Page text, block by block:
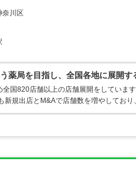
奈川区
薬局を目指し、全国各地に展開す
全国820店舗以上の店舗展開をしていま
新規出店とM&Aで店舗数を増やしてお